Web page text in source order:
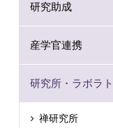
研究助成
産学官連携
研究所・ラボラ
禅研究所